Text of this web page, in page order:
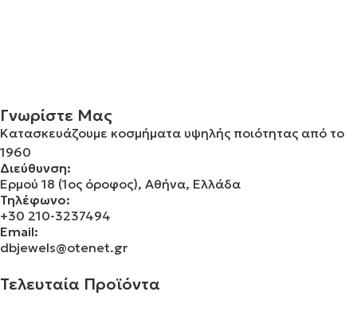
Γνωρίστε Μας
Κατασκευάζουμε κοσμήματα υψηλής ποιότητας από το
1960
Διεύθυνση:
Ερμού 18 (1ος όροφος), Αθήνα, Ελλάδα
Τηλέφωνο:
+30 210-3237494
Email:
dbjewels@otenet.gr
Τελευταία Προϊόντα